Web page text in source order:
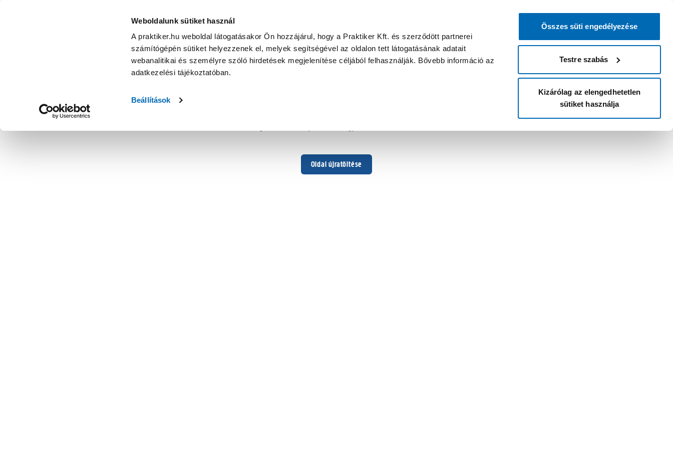
Weboldalunk sütiket használ
A praktiker.hu weboldal látogatásakor Ön hozzájárul, hogy a Praktiker Kft. és szerződött partnerei
számítógépén sütiket helyezzenek el, melyek segítségével az oldalon tett látogatásának adatait
webanalitikai és személyre szóló hirdetések megjelenítése céljából felhasználják. Bővebb információ az
adatkezelési tájékoztatóban.
Beállítások
Összes süti engedélyezése
Testre szabás
Kizárólag az elengedhetetlen
sütiket használja
Oldal újratöltése